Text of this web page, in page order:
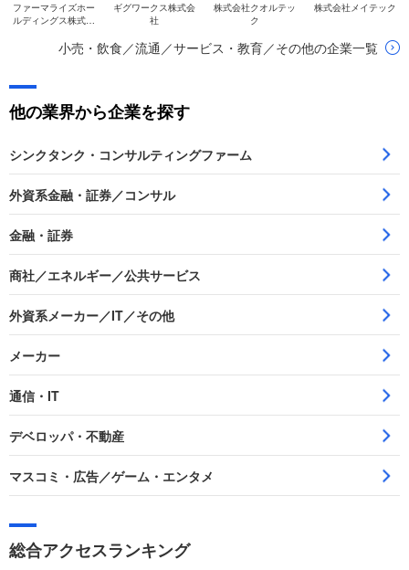
ファーマライズホー
ルディングス株式会
ギグワークス株式会
社
株式会社クオルテッ
ク
株式会社メイテック
小売・飲食／流通／サービス・教育／その他の企業一覧
他の業界から企業を探す
シンクタンク・コンサルティングファーム
外資系金融・証券／コンサル
金融・証券
商社／エネルギー／公共サービス
外資系メーカー／IT／その他
メーカー
通信・IT
デベロッパ・不動産
マスコミ・広告／ゲーム・エンタメ
総合アクセスランキング